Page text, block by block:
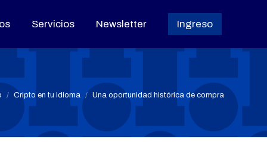
Servicios Newsletter Ingreso
aquí:
Cripto en tu Idioma Una oportunidad histórica de compra
Servicios Newsletter Ingreso